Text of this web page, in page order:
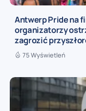
Antwerp Pride na
organizatorzy
zagrozić
75 Wyświetleń